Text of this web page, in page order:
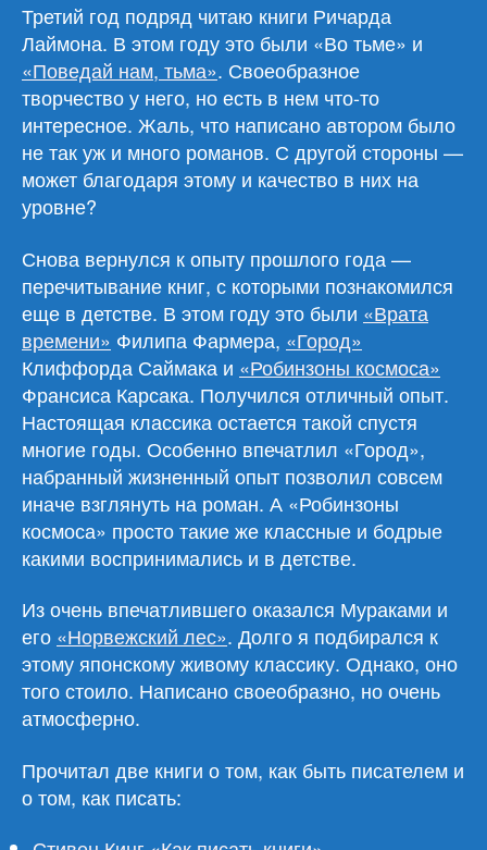
Третий год подряд читаю книги Ричарда
Лаймона. В этом году это были «Во тьме» и
«Поведай нам, тьма». Своеобразное
творчество у него, но есть в нем что-то
интересное. Жаль, что написано автором было
не так уж и много романов. С другой стороны —
может благодаря этому и качество в них на
уровне?
Снова вернулся к опыту прошлого года —
перечитывание книг, с которыми познакомился
еще в детстве. В этом году это были «Врата
времени» Филипа Фармера, «Город»
Клиффорда Саймака и «Робинзоны космоса»
Франсиса Карсака. Получился отличный опыт.
Настоящая классика остается такой спустя
многие годы. Особенно впечатлил «Город»,
набранный жизненный опыт позволил совсем
иначе взглянуть на роман. А «Робинзоны
космоса» просто такие же классные и бодрые
какими воспринимались и в детстве.
Из очень впечатлившего оказался Мураками и
его «Норвежский лес». Долго я подбирался к
этому японскому живому классику. Однако, оно
того стоило. Написано своеобразно, но очень
атмосферно.
Прочитал две книги о том, как быть писателем и
о том, как писать: